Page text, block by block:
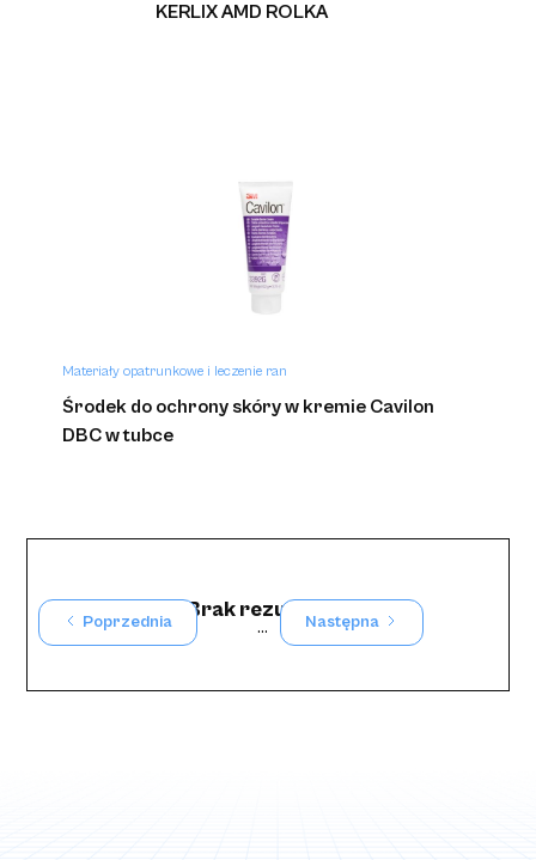
KERLIX AMD ROLKA
Materiały opatrunkowe i leczenie ran
Środek do ochrony skóry w kremie Cavilon
DBC w tubce
Poprzednia ... Następna
Brak rezultatów